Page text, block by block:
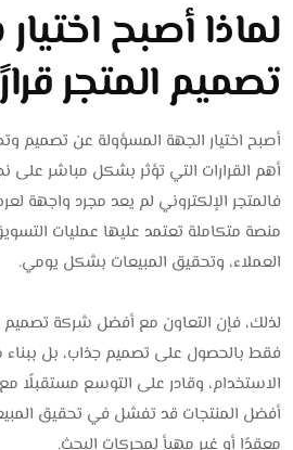
لماذا أصبح
تصميم المتجر
أصبح اختيار الجهة المسؤولة عن تصميم
أهم القرارات التي تؤثر بشكل مباشر على
فالمتجر الإلكتروني لم يعد مجرد واجهة
منصة متكاملة تعتمد عليها عمليات
العملاء، وتحقيق المبيعات بشكل يومي.
لذلك، فإن التعاون مع أفضل شركة تصميم
فقط بالحصول على تصميم جذاب، بل
الاستخدام، وقادر على التوسع مستقبلًا
أفضل المنتجات قد تفشل في تحقيق